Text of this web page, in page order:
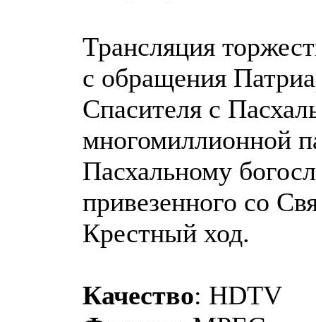
Трансляция
с обращения
Спасителя с
многомиллионной
Пасхальному
привезенного со
Крестный ход.
Качество: HDTV